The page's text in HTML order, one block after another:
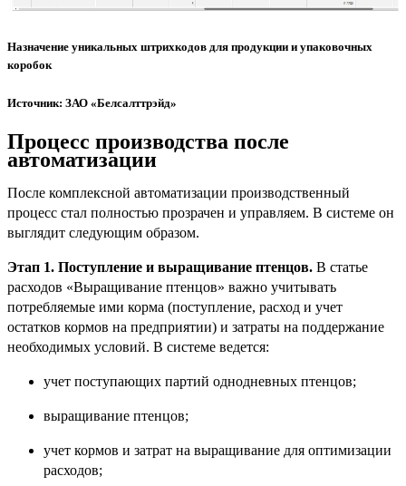
Назначение уникальных штрихкодов для продукции и упаковочных
коробок
Источник: ЗАО «Белсалттрэйд»
Процесс производства после
автоматизации
После комплексной автоматизации производственный
процесс стал полностью прозрачен и управляем. В системе он
выглядит следующим образом.
Этап 1. Поступление и выращивание птенцов. В статье
расходов «Выращивание птенцов» важно учитывать
потребляемые ими корма (поступление, расход и учет
остатков кормов на предприятии) и затраты на поддержание
необходимых условий. В системе ведется:
учет поступающих партий однодневных птенцов;
выращивание птенцов;
учет кормов и затрат на выращивание для оптимизации
расходов;